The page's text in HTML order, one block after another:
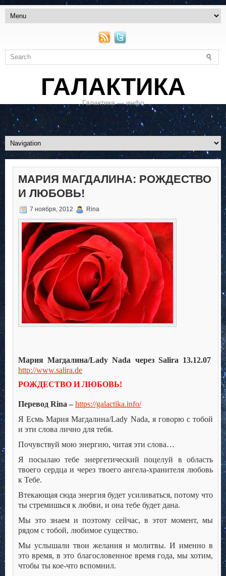
ГАЛАКТИКА
Галактика — инфо
МАРИЯ МАГДАЛИНА: РОЖДЕСТВО
И ЛЮБОВЬ!
7 ноября, 2012 Rina
Мария Магдалина/Lady Nada через Salira 13.12.07
http://www.salira.de
РОЖДЕСТВО И ЛЮБОВЬ!
Перевод Rina – https://galactika.info/
Я Есмь Мария Магдалина/Lady Nada, я говорю с тобой
и эти слова лично для тебя.
Почувствуй мою энергию, читая эти слова…
Я посылаю тебе энергетический поцелуй в область
твоего сердца и через твоего ангела-хранителя любовь
к Тебе.
Втекающая сюда энергия будет усиливаться, потому что
ты стремишься к любви, и она тебе будет дана.
Мы это знаем и поэтому сейчас, в этот момент, мы
рядом с тобой, любимое существо.
Мы услышали твои желания и молитвы. И именно в
это время, в это благословенное время года, мы хотим,
чтобы ты кое-что вспомнил.